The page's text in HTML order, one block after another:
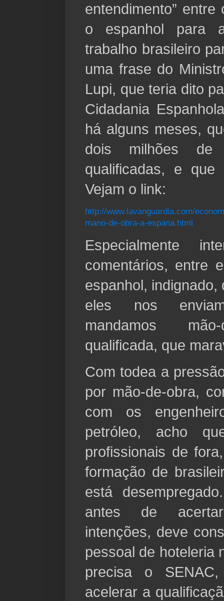
entendimento”
o espanhol para
trabalho brasileiro
uma frase do
Lupi, que teria dito
Cidadania
há alguns meses,
dois milhões de
qualificadas, e
Vejam o link:
http://www.lavanguardia.com/
mano-de-obra-a-espana.html
Especialmente
comentários, entre
espanhol, indignado,
eles nos
mandamos
qualificada, que
Com todea a
por mão-de-obra,
com os
petróleo, acho
profissionais de
formação de
está
antes de
intenções, deve
pessoal de hoteleria
precisa o
acelerar a